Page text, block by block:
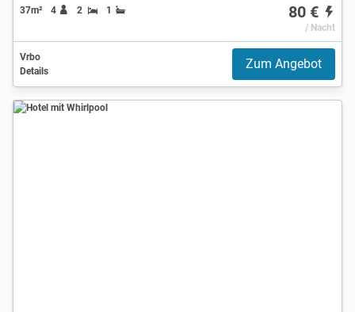
37m² 4 2 1 80 €
/ Nacht
Vrbo
Details
Zum Angebot